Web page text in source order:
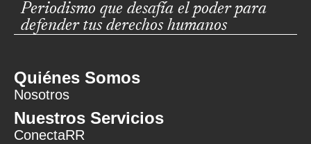
Periodismo que desafía el poder para
defender tus derechos humanos
Quiénes Somos
Nosotros
Nuestros Servicios
ConectaRR